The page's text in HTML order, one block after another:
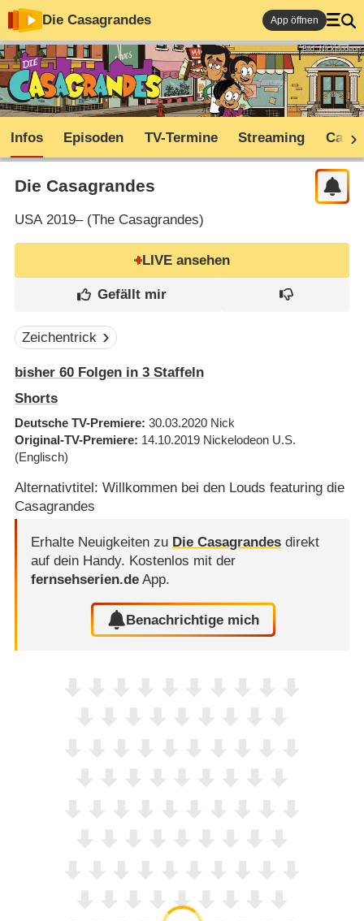
Die Casagrandes App öffnen
Bild: Nickelodeon
Infos Episoden TV-Termine Streaming Cast
Die Casagrandes
USA2019– (The Casagrandes)
LIVE ansehen
Zeichentrick
bisher 60Folgen in 3Staffeln
Shorts
Deutsche TV-Premiere 30.03.2020 Nick
Original-TV-Premiere 14.10.2019 Nickelodeon U.S.
(Englisch)
Alternativtitel: Willkommen bei den Louds featuring die
Casagrandes
Erhalte Neuigkeiten zu Die Casagrandesdirekt
auf dein Handy. Kostenlos mit der
fernsehserien.deApp.
Benachrichtige mich